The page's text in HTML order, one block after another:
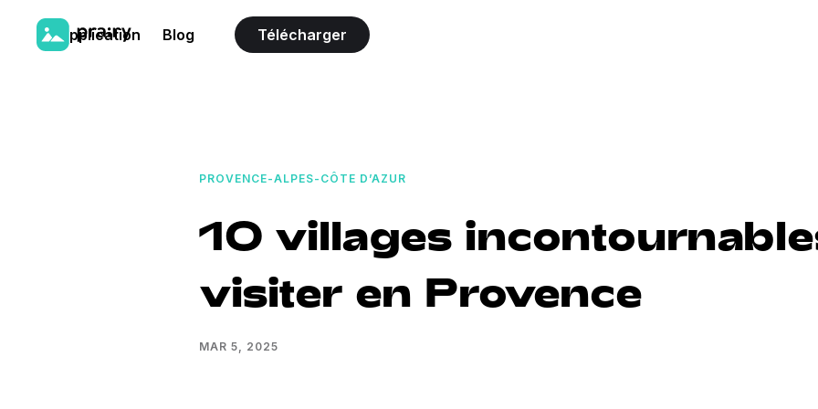
L'application Blog Télécharger
PROVENCE-ALPES-CÔTE D’AZUR
10 villages
visiter en Provence
MAR 5, 2025